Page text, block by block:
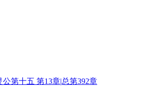
公第十五 第13章|总第392章